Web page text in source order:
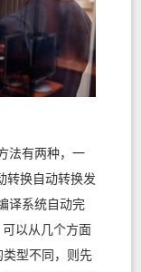
法有两种，一
转换自动转换发
译系统自动完
以从几个方面
型不同，则先